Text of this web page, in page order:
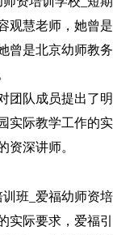
观慧老师，她曾
曾是北京幼师教
团队成员提出了
实际教学工作的
资深讲师。
实际要求，爱福